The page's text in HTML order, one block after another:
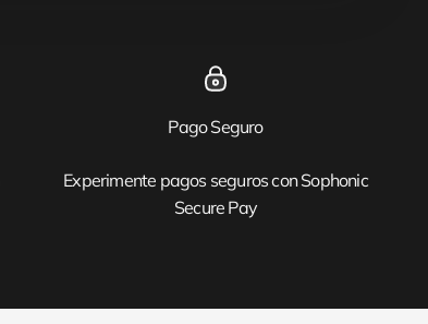
Pago Seguro
Experimente pagos seguros con Sophonic
Secure Pay